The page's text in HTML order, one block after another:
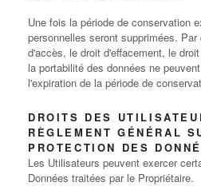
Une fois la période de conservation
personnelles seront supprimées.
d'accès, le droit d'effacement, le
la portabilité des données ne
l'expiration de la période de
DROITS DES
RÈGLEMENT GÉNÉRAL
PROTECTION DES
Les Utilisateurs peuvent exercer
Données traitées par le Propriétaire.